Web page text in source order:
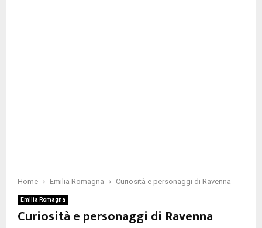
Home Emilia Romagna Curiosità e personaggi di Ravenna
Emilia Romagna
Curiosità e personaggi di Ravenna